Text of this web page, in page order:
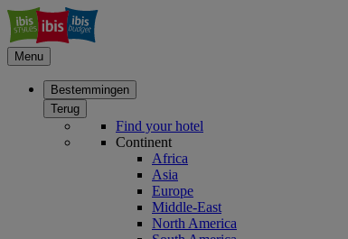
Menu
Bestemmingen
Terug
Find your hotel
Continent
Africa
Asia
Europe
Middle-East
North America